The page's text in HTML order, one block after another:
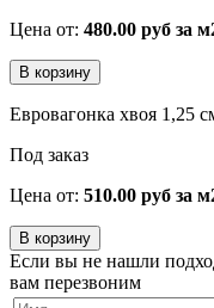
Цена от: 480.00 руб за
Евровагонка хвоя 1,25
Под заказ
Цена от: 510.00 руб за
Если вы не нашли
вам перезвоним